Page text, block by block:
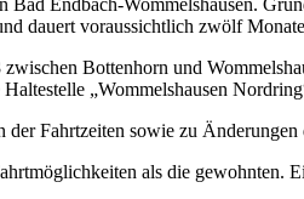
Endbach-Wommelshausen.
dauert voraussichtlich zwölf
Bottenhorn und
„Wommelshausen
Fahrtzeiten sowie zu
als die